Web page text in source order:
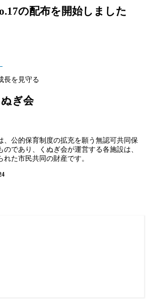
の配布を開始しました
長を見守る
ぎ会
、公的保育制度の拡充を願う無認可共同保
であり、くぬぎ会が運営する各施設は、
た市民共同の財産です。